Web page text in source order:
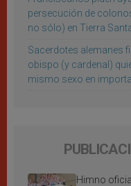
persecución de
no sólo) en Tierra
Sacerdotes alemanes
obispo (y cardenal)
mismo sexo en
Himno